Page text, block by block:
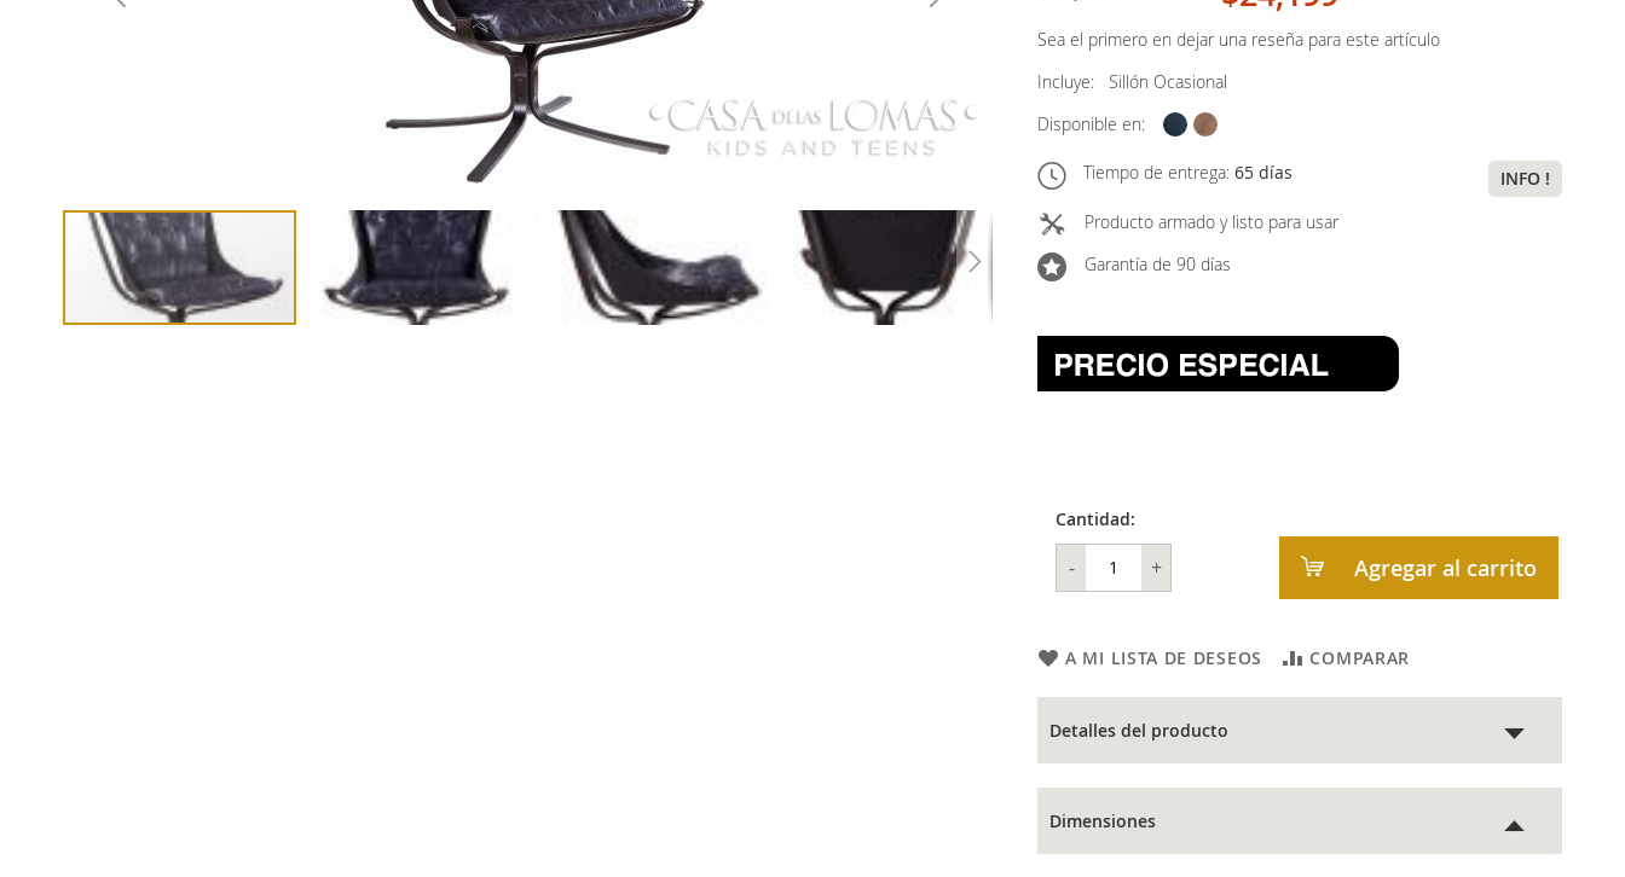
Sea el primero en dejar una reseña para este artículo
Incluye:
Sillón Ocasional
Disponible en:
Tiempo de entrega: 65 días
INFO !
Producto armado y listo para usar
Garantía de 90 días
Cantidad:
- + Agregar al carrito
A MI LISTA DE DESEOS COMPARAR
Detalles del producto
Dimensiones